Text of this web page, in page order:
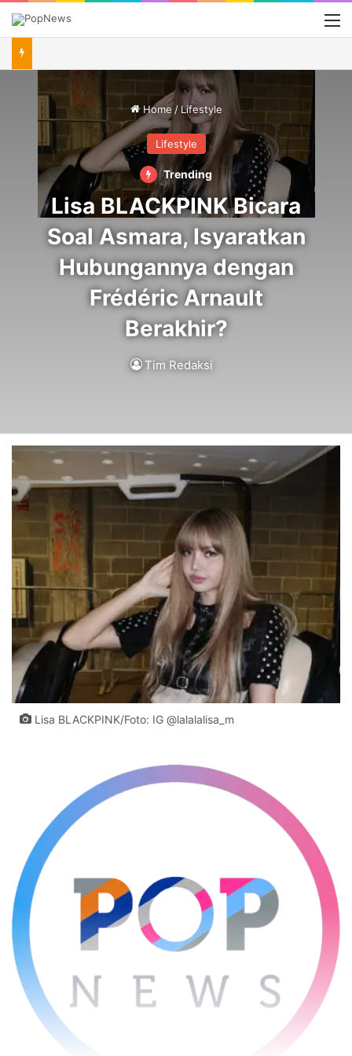
Home / Lifestyle
Lifestyle
Trending
Lisa BLACKPINK Bicara
Soal Asmara, Isyaratkan
Hubungannya dengan
Frédéric Arnault
Berakhir?
Tim Redaksi
Lisa BLACKPINK/Foto: IG @lalalalisa_m